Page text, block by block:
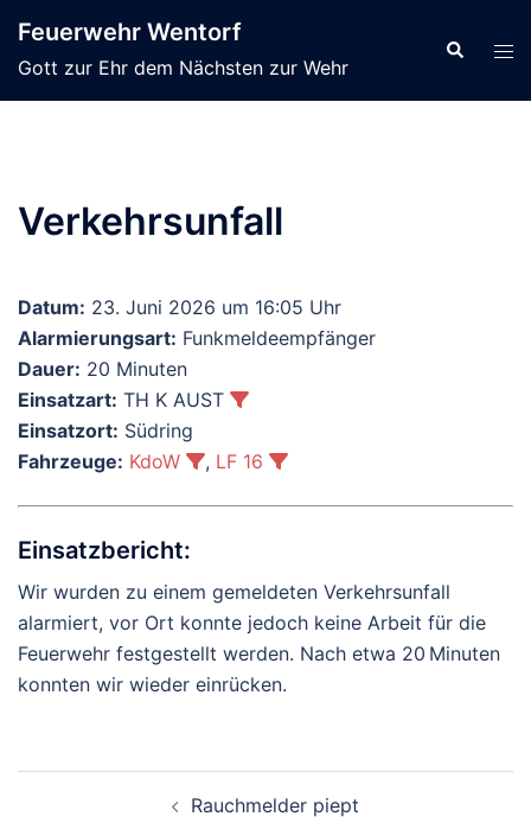
Inhalt
springen
Feuerwehr Wentorf
Gott zur Ehr dem Nächsten zur Wehr
Suche
Verkehrsunfall
Datum: 23. Juni 2026 um 16:05 Uhr
Alarmierungsart: Funkmeldeempfänger
Dauer: 20 Minuten
Einsatzart: TH K AUST
Einsatzort: Südring
Fahrzeuge: KdoW , LF 16
Einsatzbericht:
Wir wurden zu einem gemeldeten Verkehrsunfall
alarmiert, vor Ort konnte jedoch keine Arbeit für die
Feuerwehr festgestellt werden. Nach etwa 20 Minuten
konnten wir wieder einrücken.
Rauchmelder piept